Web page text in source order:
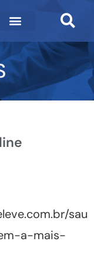
sau
a-mais-